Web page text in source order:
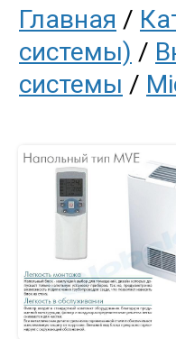
Главная /
системы) /
системы /